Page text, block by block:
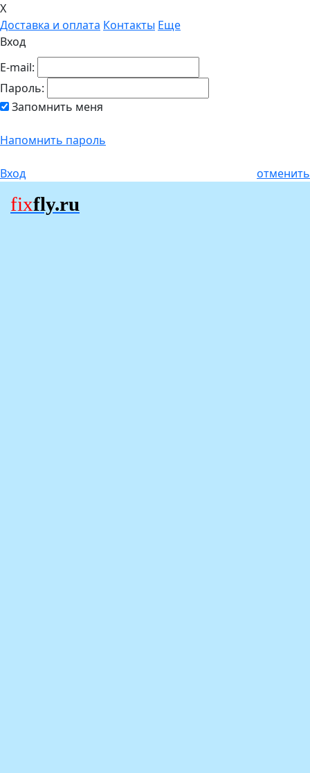
X
Доставка и оплата Контакты Еще
Вход
E-mail:
Пароль:
Запомнить меня
Напомнить пароль
Вход отменить
fixfly.ru